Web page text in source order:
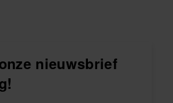
nieuwsbrief